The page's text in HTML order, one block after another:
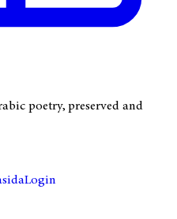
poetry, preserved and
Login